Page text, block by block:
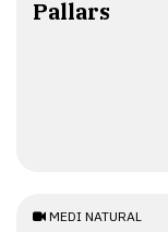
Pallars
MEDI NATURAL